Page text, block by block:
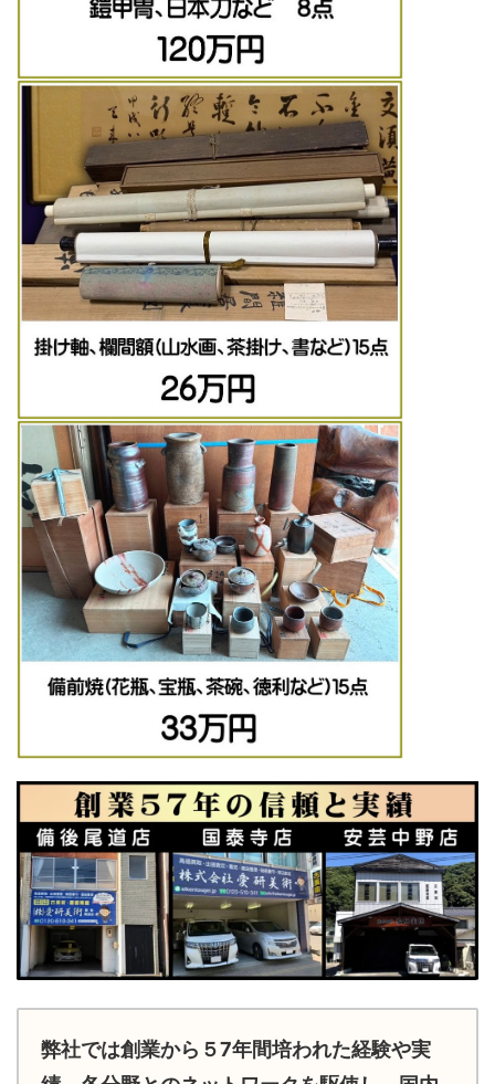
弊社では創業から５7年間培われた経験や実